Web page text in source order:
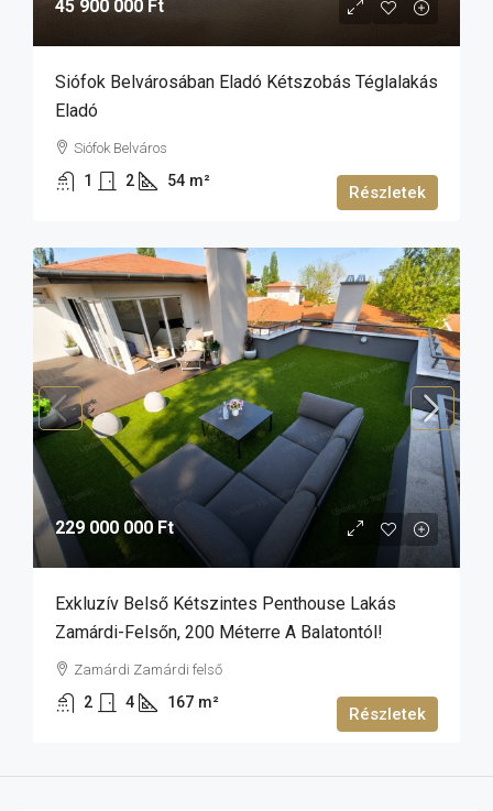
45 900 000 Ft
Siófok Belvárosában Eladó Kétszobás Téglalakás
Eladó
Siófok Belváros
1 2 54 m²
Részletek
229 000 000 Ft
Exkluzív Belső Kétszintes Penthouse Lakás
Zamárdi-Felsőn, 200 Méterre A Balatontól!
Zamárdi Zamárdi felső
2 4 167 m²
Részletek